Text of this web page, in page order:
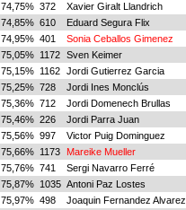
74,75% 372 Xavier Giralt Llandrich
74,85% 610 Eduard Segura Flix
74,95% 401 Sonia Ceballos Gimenez
75,05% 1172 Sven Keimer
75,15% 1162 Jordi Gutierrez Garcia
75,25% 728 Jordi Ines Monclús
75,36% 712 Jordi Domenech Brullas
75,46% 226 Jordi Parra Juan
75,56% 997 Victor Puig Dominguez
75,66% 1173 Mareike Mueller
75,76% 741 Sergi Navarro Ferré
75,87% 1035 Antoni Paz Lostes
75,97% 498 Joaquin Fernandez Alvarez